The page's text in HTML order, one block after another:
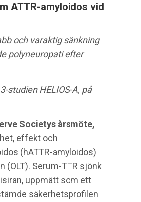
ATTR-amyloidos vid
och varaktig sänkning
polyneuropati efter
studienHELIOS-A, på
Societys årsmöte,
effekt och
(hATTR-amyloidos)
(OLT). Serum-TTR sjönk
uppmätt som ett
säkerhetsprofilen